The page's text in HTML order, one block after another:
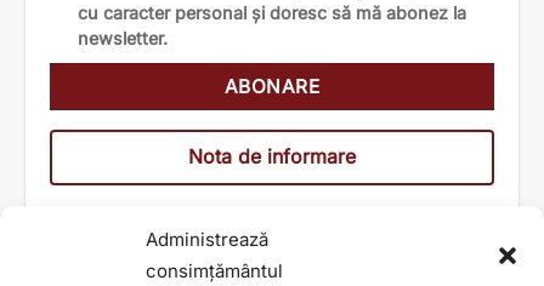
Administrează
consimțământul
cu caracter personal și doresc să mă abonez la
newsletter.
Nota de informare